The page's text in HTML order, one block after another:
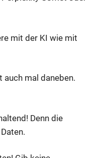
mit der KI wie mit
mal daneben.
Denn die